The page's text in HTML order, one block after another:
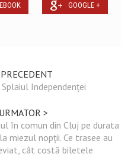
GOOGLE +
Independenței
>
în comun din Cluj pe durata
miezul nopții. Ce trasee au
cât costă biletele